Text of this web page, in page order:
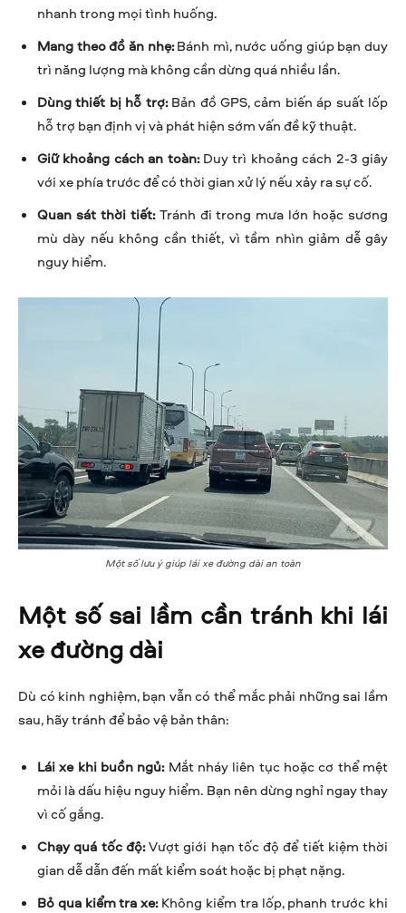
nhanh trong mọi tình huống.
Mang theo đồ ăn nhẹ:Bánh mì, nước uống giúp bạn duy
trì năng lượng mà không cần dừng quá nhiều lần.
Dùng thiết bị hỗ trợ:Bản đồ GPS, cảm biến áp suất lốp
hỗ trợ bạn định vị và phát hiện sớm vấn đề kỹ thuật.
Giữ khoảng cách an toàn:Duy trì khoảng cách 2-3 giây
với xe phía trước để có thời gian xử lý nếu xảy ra sự cố.
Quan sát thời tiết:Tránh đi trong mưa lớn hoặc sương
mù dày nếu không cần thiết, vì tầm nhìn giảm dễ gây
nguy hiểm.
Một số lưu ý giúp lái xe đường dài an toàn
Một số sai lầm cần tránh khi lái
xe đường dài
Dù có kinh nghiệm, bạn vẫn có thể mắc phải những sai lầm
sau, hãy tránh để bảo vệ bản thân:
Lái xe khi buồn ngủ:Mắt nháy liên tục hoặc cơ thể mệt
mỏi là dấu hiệu nguy hiểm. Bạn nên dừng nghỉ ngay thay
vì cố gắng.
Chạy quá tốc độ:Vượt giới hạn tốc độ để tiết kiệm thời
gian dễ dẫn đến mất kiểm soát hoặc bị phạt nặng.
Bỏ qua kiểm tra xe:Không kiểm tra lốp, phanh trước khi